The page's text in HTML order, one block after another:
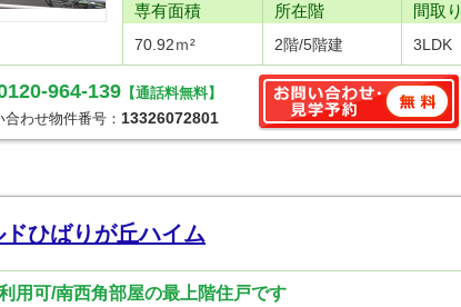
専有面積
70.92ｍ²
所在階
2階/5階建
間取り
3LDK
964-139 【通話料無料】
合わせ物件番号：13326072801
ひばりが丘ハイム
用可/南西角部屋の最上階住戸です